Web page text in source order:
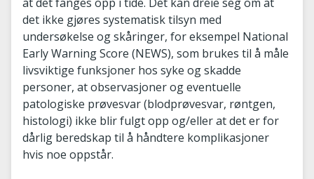
det ikke gjøres systematisk tilsyn med
undersøkelse og skåringer, for eksempel National
Early Warning Score (NEWS), som brukes til å måle
livsviktige funksjoner hos syke og skadde
personer, at observasjoner og eventuelle
patologiske prøvesvar (blodprøvesvar, røntgen,
histologi) ikke blir fulgt opp og/eller at det er for
dårlig beredskap til å håndtere komplikasjoner
hvis noe oppstår.